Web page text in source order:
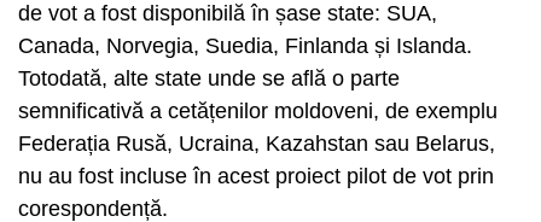
de vot a fost disponibilă în șase state: SUA,
Canada, Norvegia, Suedia, Finlanda și Islanda.
Totodată, alte state unde se află o parte
semnificativă a cetățenilor moldoveni, de exemplu
Federația Rusă, Ucraina, Kazahstan sau Belarus,
nu au fost incluse în acest proiect pilot de vot prin
corespondență.